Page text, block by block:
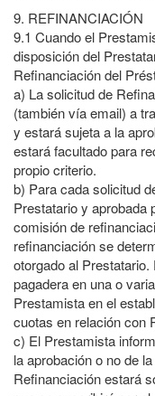
9. REFINANCIACIÓN
9.1 Cuando el
disposición del
Refinanciación del
a) La solicitud de
(también vía email) a
y estará sujeta a la
estará facultado para
propio criterio.
b) Para cada solicitud
Prestatario y aprobada
comisión de
refinanciación se
otorgado al
pagadera en una o
Prestamista en el
cuotas en relación con
c) El Prestamista
la aprobación o no de
Refinanciación estará